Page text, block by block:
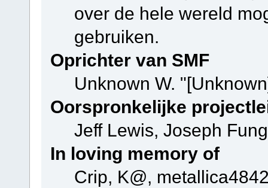
over de hele wereld
gebruiken.
Oprichter van SMF
Unknown W.
Oorspronkelijke
Jeff Lewis, Joseph
In loving memory of
Crip, K@,